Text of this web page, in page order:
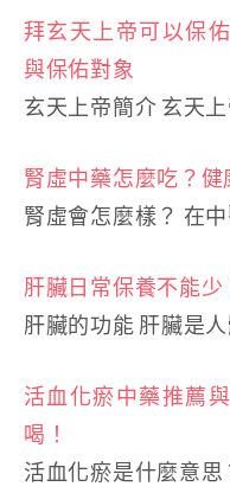
拜玄天上帝可以保
與保佑對象
玄天上帝簡介 玄天
腎虛中藥怎麼吃？健
腎虛會怎麼樣？ 在
肝臟日常保養不能
肝臟的功能 肝臟是
活血化瘀中藥推薦
喝！
活血化瘀是什麼意